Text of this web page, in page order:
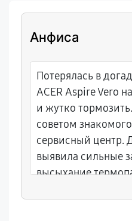
Анфиса
Потерялась в
ACER Aspire Vero
и жутко
советом
сервисный центр.
выявила сильные
высыхание